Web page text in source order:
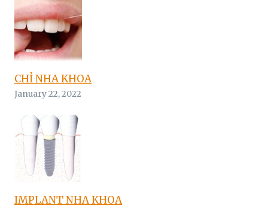
CHỈ NHA KHOA
January 22, 2022
IMPLANT NHA KHOA